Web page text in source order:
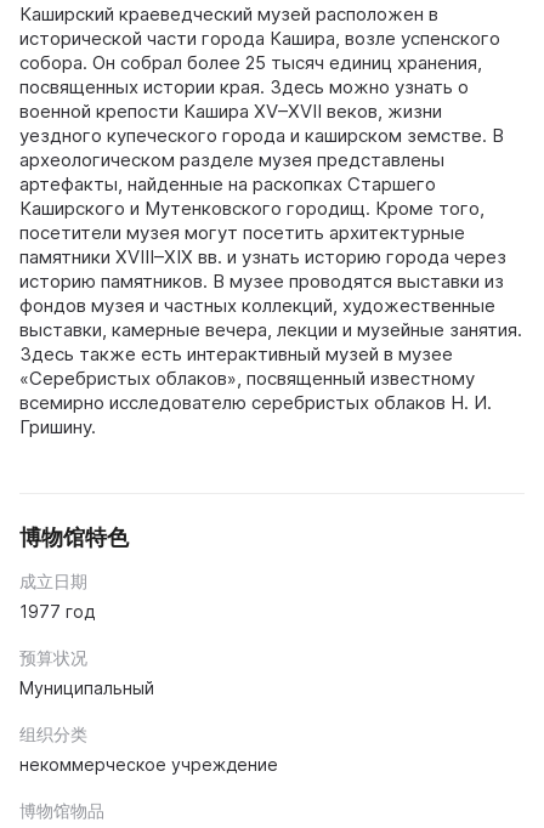
Каширский краеведческий музей расположен в
исторической части города Кашира, возле успенского
собора. Он собрал более 25 тысяч единиц хранения,
посвященных истории края. Здесь можно узнать о
военной крепости Кашира XV–XVII веков, жизни
уездного купеческого города и каширском земстве. В
археологическом разделе музея представлены
артефакты, найденные на раскопках Старшего
Каширского и Мутенковского городищ. Кроме того,
посетители музея могут посетить архитектурные
памятники XVIII–XIX вв. и узнать историю города через
историю памятников. В музее проводятся выставки из
фондов музея и частных коллекций, художественные
выставки, камерные вечера, лекции и музейные занятия.
Здесь также есть интерактивный музей в музее
«Серебристых облаков», посвященный известному
всемирно исследователю серебристых облаков Н. И.
Гришину.
博物馆特色
成立日期
1977 год
预算状况
Муниципальный
组织分类
некоммерческое учреждение
博物馆物品